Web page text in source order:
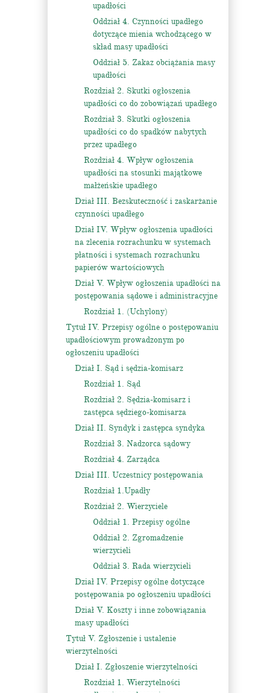
upadłości
Oddział 4. Czynności upadłego
dotyczące mienia wchodzącego w
skład masy upadłości
Oddział 5. Zakaz obciążania masy
upadłości
Rozdział 2. Skutki ogłoszenia
upadłości co do zobowiązań upadłego
Rozdział 3. Skutki ogłoszenia
upadłości co do spadków nabytych
przez upadłego
Rozdział 4. Wpływ ogłoszenia
upadłości na stosunki majątkowe
małżeńskie upadłego
Dział III. Bezskuteczność i zaskarżanie
czynności upadłego
Dział IV. Wpływ ogłoszenia upadłości
na zlecenia rozrachunku w systemach
płatności i systemach rozrachunku
papierów wartościowych
Dział V. Wpływ ogłoszenia upadłości na
postępowania sądowe i administracyjne
Rozdział 1. (Uchylony)
Tytuł IV. Przepisy ogólne o postępowaniu
upadłościowym prowadzonym po
ogłoszeniu upadłości
Dział I. Sąd i sędzia-komisarz
Rozdział 1. Sąd
Rozdział 2. Sędzia-komisarz i
zastępca sędziego-komisarza
Dział II. Syndyk i zastępca syndyka
Rozdział 3. Nadzorca sądowy
Rozdział 4. Zarządca
Dział III. Uczestnicy postępowania
Rozdział 1.Upadły
Rozdział 2. Wierzyciele
Oddział 1. Przepisy ogólne
Oddział 2. Zgromadzenie
wierzycieli
Oddział 3. Rada wierzycieli
Dział IV. Przepisy ogólne dotyczące
postępowania po ogłoszeniu upadłości
Dział V. Koszty i inne zobowiązania
masy upadłości
Tytuł V. Zgłoszenie i ustalenie
wierzytelności
Dział I. Zgłoszenie wierzytelności
Rozdział 1. Wierzytelności